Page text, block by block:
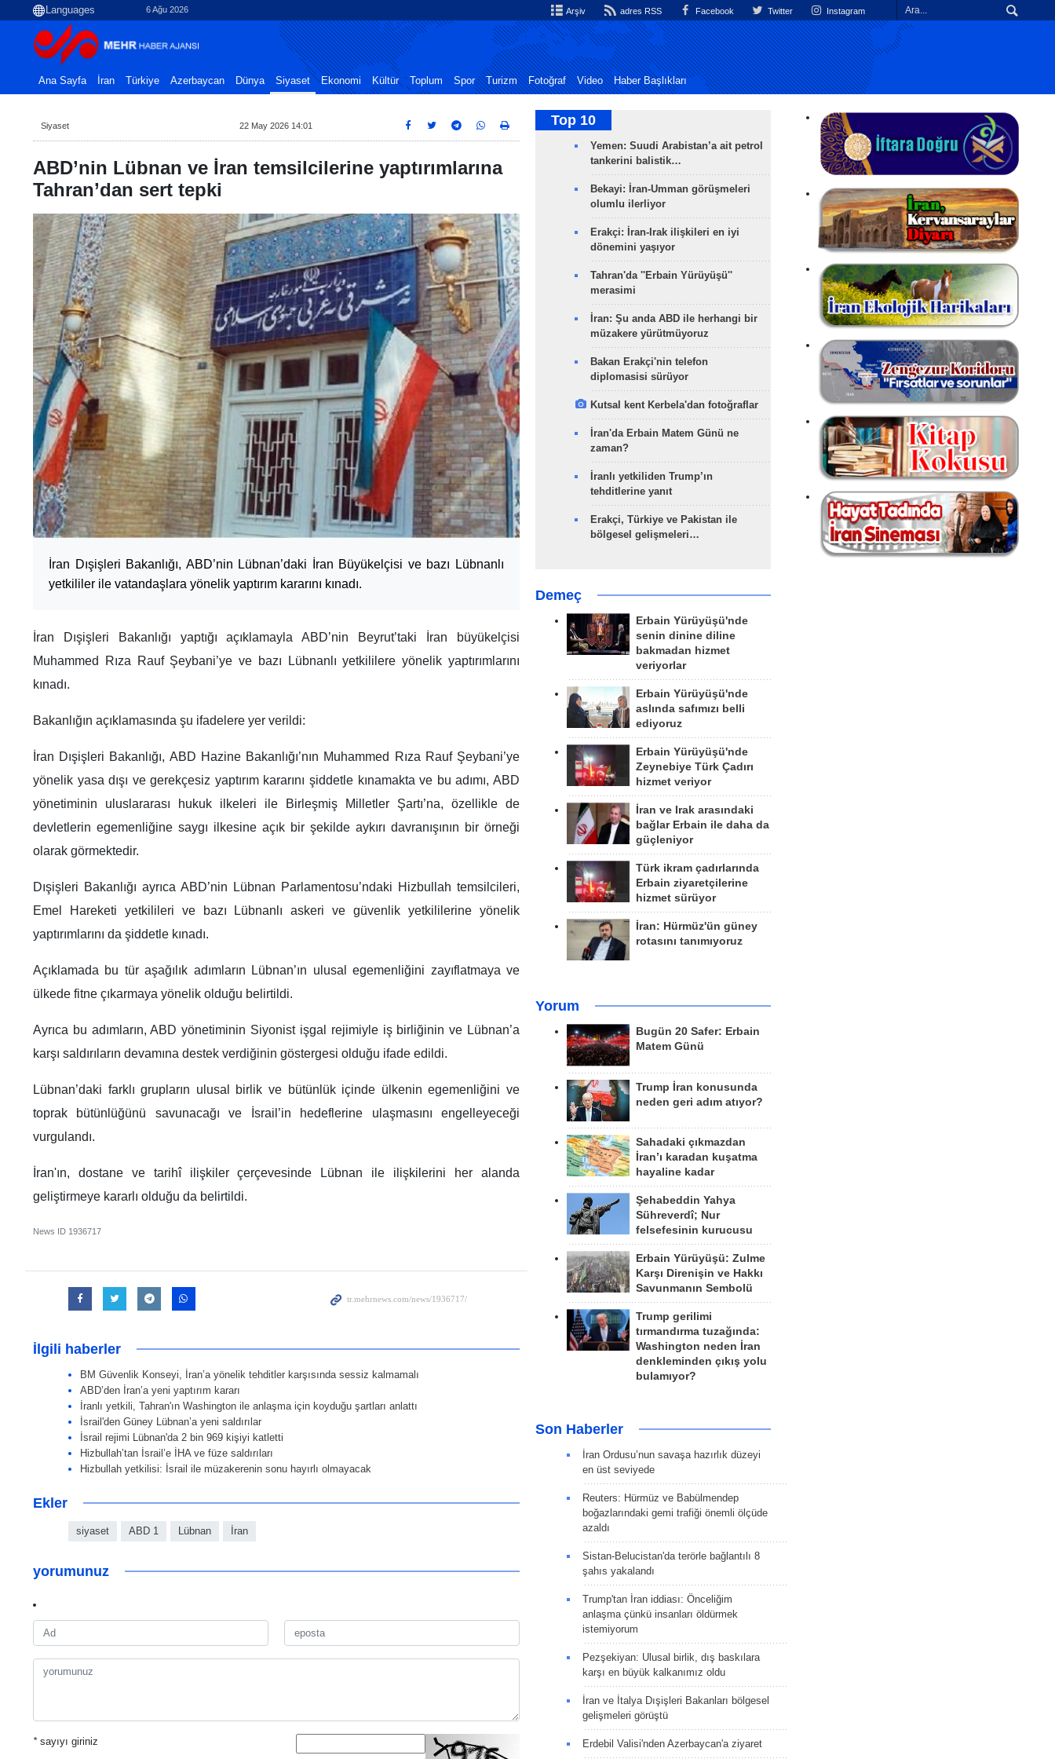
6 Ağu 2026 Arşiv adres RSS Facebook Twitter Instagram
Ana Sayfa İran Türkiye Azerbaycan Dünya Siyaset Ekonomi Kültür Toplum Spor Turizm Fotoğraf Video Haber Başlıkları
Siyaset 22 May 2026 14:01
ABD’nin Lübnan ve İran temsilcilerine yaptırımlarına
Tahran’dan sert tepki
İran Dışişleri Bakanlığı, ABD’nin Lübnan’daki İran Büyükelçisi ve bazı Lübnanlı
yetkililer ile vatandaşlara yönelik yaptırım kararını kınadı.
İran Dışişleri Bakanlığı yaptığı açıklamayla ABD’nin Beyrut’taki İran büyükelçisi
Muhammed Rıza Rauf Şeybani’ye ve bazı Lübnanlı yetkililere yönelik yaptırımlarını
kınadı.
Bakanlığın açıklamasında şu ifadelere yer verildi:
İran Dışişleri Bakanlığı, ABD Hazine Bakanlığı’nın Muhammed Rıza Rauf Şeybani’ye
yönelik yasa dışı ve gerekçesiz yaptırım kararını şiddetle kınamakta ve bu adımı, ABD
yönetiminin uluslararası hukuk ilkeleri ile Birleşmiş Milletler Şartı’na, özellikle de
devletlerin egemenliğine saygı ilkesine açık bir şekilde aykırı davranışının bir örneği
olarak görmektedir.
Dışişleri Bakanlığı ayrıca ABD’nin Lübnan Parlamentosu’ndaki Hizbullah temsilcileri,
Emel Hareketi yetkilileri ve bazı Lübnanlı askeri ve güvenlik yetkililerine yönelik
yaptırımlarını da şiddetle kınadı.
Açıklamada bu tür aşağılık adımların Lübnan’ın ulusal egemenliğini zayıflatmaya ve
ülkede fitne çıkarmaya yönelik olduğu belirtildi.
Ayrıca bu adımların, ABD yönetiminin Siyonist işgal rejimiyle iş birliğinin ve Lübnan’a
karşı saldırıların devamına destek verdiğinin göstergesi olduğu ifade edildi.
Lübnan’daki farklı grupların ulusal birlik ve bütünlük içinde ülkenin egemenliğini ve
toprak bütünlüğünü savunacağı ve İsrail’in hedeflerine ulaşmasını engelleyeceği
vurgulandı.
İran'ın, dostane ve tarihî ilişkiler çerçevesinde Lübnan ile ilişkilerini her alanda
geliştirmeye kararlı olduğu da belirtildi.
News ID 1936717
İlgili haberler
BM Güvenlik Konseyi, İran’a yönelik tehditler karşısında sessiz kalmamalı
ABD’den İran’a yeni yaptırım kararı
İranlı yetkili, Tahran'ın Washington ile anlaşma için koyduğu şartları anlattı
İsrail'den Güney Lübnan’a yeni saldırılar
İsrail rejimi Lübnan'da 2 bin 969 kişiyi katletti
Hizbullah’tan İsrail’e İHA ve füze saldırıları
Hizbullah yetkilisi: İsrail ile müzakerenin sonu hayırlı olmayacak
Ekler
siyaset ABD 1 Lübnan İran
yorumunuz
*sayıyı giriniz
Top 10
Yemen: Suudi Arabistan’a ait petrol
tankerini balistik…
Bekayi: İran-Umman görüşmeleri
olumlu ilerliyor
Erakçi: İran-Irak ilişkileri en iyi
dönemini yaşıyor
Tahran'da ''Erbain Yürüyüşü''
merasimi
İran: Şu anda ABD ile herhangi bir
müzakere yürütmüyoruz
Bakan Erakçi'nin telefon
diplomasisi sürüyor
Kutsal kent Kerbela'dan fotoğraflar
İran'da Erbain Matem Günü ne
zaman?
İranlı yetkiliden Trump’ın
tehditlerine yanıt
Erakçi, Türkiye ve Pakistan ile
bölgesel gelişmeleri…
Demeç
Erbain Yürüyüşü'nde
senin dinine diline
bakmadan hizmet
veriyorlar
Erbain Yürüyüşü'nde
aslında safımızı belli
ediyoruz
Erbain Yürüyüşü'nde
Zeynebiye Türk Çadırı
hizmet veriyor
İran ve Irak arasındaki
bağlar Erbain ile daha da
güçleniyor
Türk ikram çadırlarında
Erbain ziyaretçilerine
hizmet sürüyor
İran: Hürmüz'ün güney
rotasını tanımıyoruz
Yorum
Bugün 20 Safer: Erbain
Matem Günü
Trump İran konusunda
neden geri adım atıyor?
Sahadaki çıkmazdan
İran’ı karadan kuşatma
hayaline kadar
Şehabeddin Yahya
Sühreverdî; Nur
felsefesinin kurucusu
Erbain Yürüyüşü: Zulme
Karşı Direnişin ve Hakkı
Savunmanın Sembolü
Trump gerilimi
tırmandırma tuzağında:
Washington neden İran
denkleminden çıkış yolu
bulamıyor?
Son Haberler
İran Ordusu’nun savaşa hazırlık düzeyi
en üst seviyede
Reuters: Hürmüz ve Babülmendep
boğazlarındaki gemi trafiği önemli ölçüde
azaldı
Sistan-Belucistan'da terörle bağlantılı 8
şahıs yakalandı
Trump'tan İran iddiası: Önceliğim
anlaşma çünkü insanları öldürmek
istemiyorum
Pezşekiyan: Ulusal birlik, dış baskılara
karşı en büyük kalkanımız oldu
İran ve İtalya Dışişleri Bakanları bölgesel
gelişmeleri görüştü
Erdebil Valisi'nden Azerbaycan'a ziyaret